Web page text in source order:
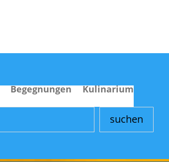
Begegnungen Kulinarium
suchen